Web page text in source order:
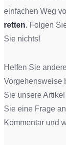
einfachen Weg
retten. Folgen
Sie nichts!
Helfen Sie
Vorgehensweise
Sie unsere
Sie eine Frage
Kommentar und